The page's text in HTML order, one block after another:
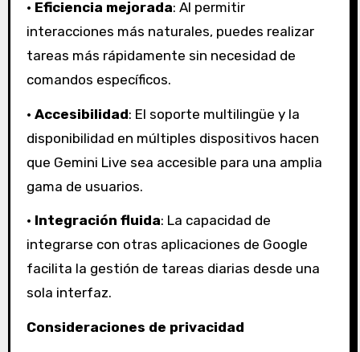
• Eficiencia mejorada: Al permitir
interacciones más naturales, puedes realizar
tareas más rápidamente sin necesidad de
comandos específicos.
• Accesibilidad: El soporte multilingüe y la
disponibilidad en múltiples dispositivos hacen
que Gemini Live sea accesible para una amplia
gama de usuarios.
• Integración fluida: La capacidad de
integrarse con otras aplicaciones de Google
facilita la gestión de tareas diarias desde una
sola interfaz.
Consideraciones de privacidad